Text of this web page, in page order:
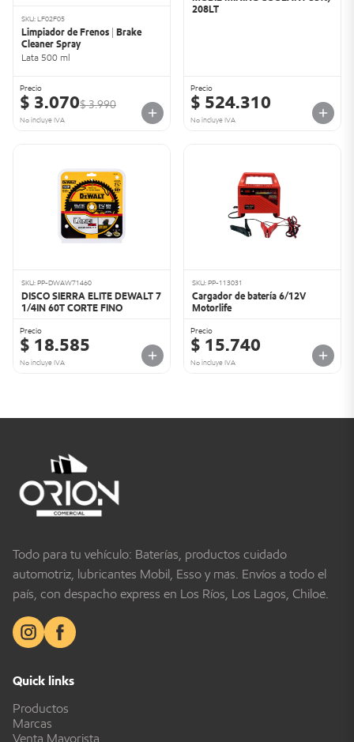
SKU: LF02F05
Limpiador de Frenos | Brake
Cleaner Spray
Lata 500 ml
Precio
$ 3.070$ 3.990
No incluye IVA
208LT
Precio
$ 524.310
No incluye IVA
SKU: PP-DWAW71460
DISCO SIERRA ELITE DEWALT 7
1/4IN 60T CORTE FINO
Precio
$ 18.585
No incluye IVA
SKU: PP-113031
Cargador de batería 6/12V
Motorlife
Precio
$ 15.740
No incluye IVA
Todo para tu vehículo: Baterías, productos cuidado
automotriz, lubricantes Mobil, Esso y más. Envíos a todo el
país, con despacho express en Los Ríos, Los Lagos, Chiloé.
Quick links
Productos
Marcas
Venta Mayorista